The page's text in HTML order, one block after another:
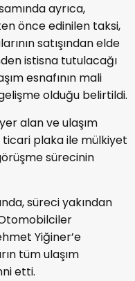
ayrıca,
önce edinilen taksi,
satışından elde
istisna tutulacağı
esnafının mali
olduğu belirtildi.
alan ve ulaşım
plaka ile mülkiyet
sürecinin
süreci yakından
Yiğiner’e
tüm ulaşım
etti.